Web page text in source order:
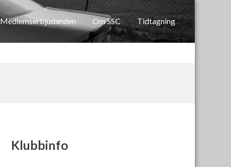
Medlemserbjudanden Om SSC Tidtagning
Klubbinfo